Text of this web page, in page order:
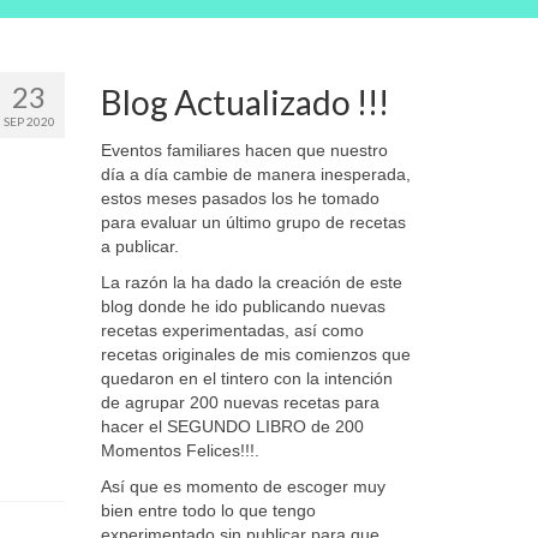
23
SEP 2020 Blog Actualizado !!!
Eventos familiares hacen que nuestro
día a día cambie de manera inesperada,
estos meses pasados los he tomado
para evaluar un último grupo de recetas
a publicar.
La razón la ha dado la creación de este
blog donde he ido publicando nuevas
recetas experimentadas, así como
recetas originales de mis comienzos que
quedaron en el tintero con la intención
de agrupar 200 nuevas recetas para
hacer el SEGUNDO LIBRO de 200
Momentos Felices!!!.
Así que es momento de escoger muy
bien entre todo lo que tengo